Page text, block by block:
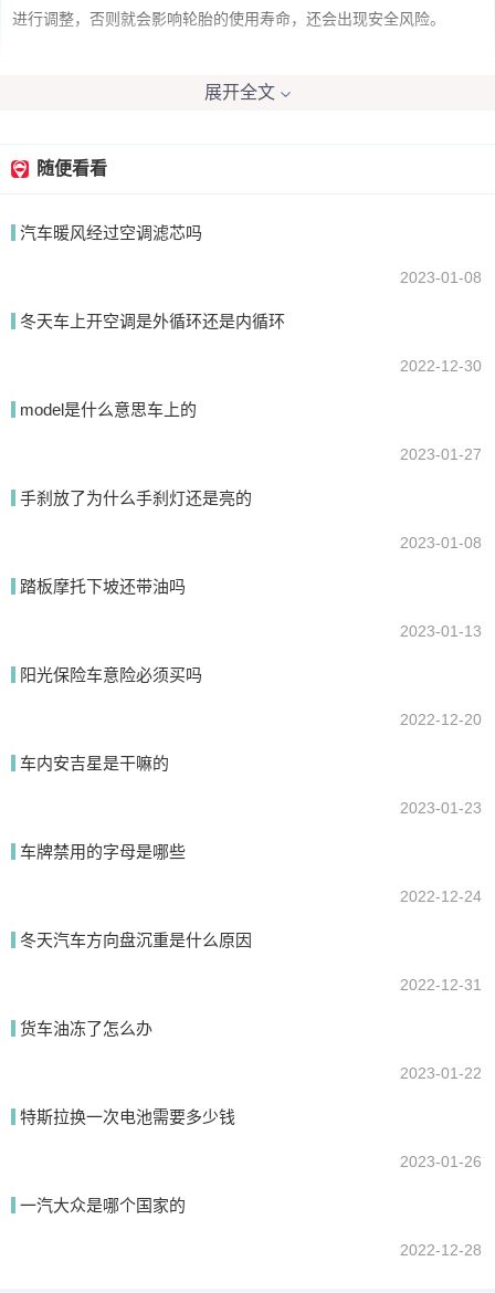
进行调整，否则就会影响轮胎的使用寿命，还会出现安全风险。
车子跑偏都是因为四轮定位的参数有变化导致的，所以不需要做动平
提交
展开全文
随便看看
汽车暖风经过空调滤芯吗
2023-01-08
冬天车上开空调是外循环还是内循环
2022-12-30
model是什么意思车上的
2023-01-27
手刹放了为什么手刹灯还是亮的
2023-01-08
踏板摩托下坡还带油吗
2023-01-13
阳光保险车意险必须买吗
2022-12-20
车内安吉星是干嘛的
2023-01-23
车牌禁用的字母是哪些
2022-12-24
冬天汽车方向盘沉重是什么原因
2022-12-31
货车油冻了怎么办
2023-01-22
特斯拉换一次电池需要多少钱
2023-01-26
一汽大众是哪个国家的
2022-12-28